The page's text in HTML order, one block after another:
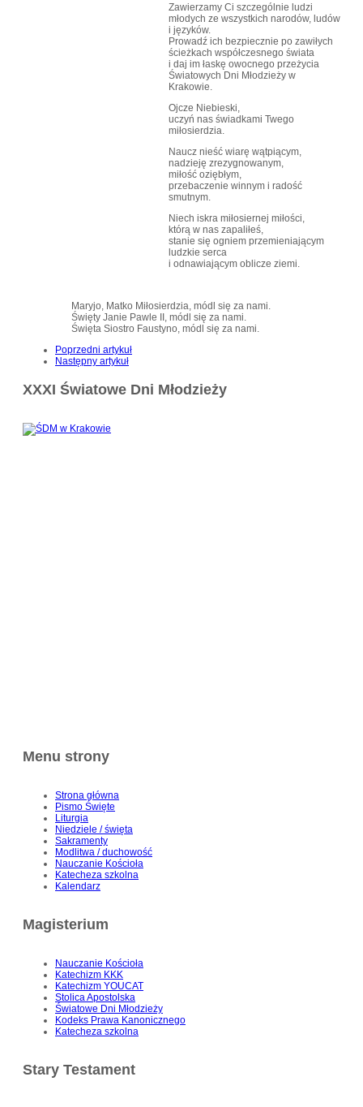
Zawierzamy Ci szczególnie ludzi
młodych ze wszystkich narodów, ludów
i języków.
Prowadź ich bezpiecznie po zawiłych
ścieżkach współczesnego świata
i daj im łaskę owocnego przeżycia
Światowych Dni Młodzieży w
Krakowie.
Ojcze Niebieski,
uczyń nas świadkami Twego
miłosierdzia.
Naucz nieść wiarę wątpiącym,
nadzieję zrezygnowanym,
miłość oziębłym,
przebaczenie winnym i radość
smutnym.
Niech iskra miłosiernej miłości,
którą w nas zapaliłeś,
stanie się ogniem przemieniającym
ludzkie serca
i odnawiającym oblicze ziemi.
Maryjo, Matko Miłosierdzia, módl się za nami.
Święty Janie Pawle II, módl się za nami.
Święta Siostro Faustyno, módl się za nami.
Poprzedni artykuł
Następny artykuł
XXXI Światowe Dni Młodzieży
Menu strony
Strona główna
Pismo Święte
Liturgia
Niedziele / święta
Sakramenty
Modlitwa / duchowość
Nauczanie Kościoła
Katecheza szkolna
Kalendarz
Magisterium
Nauczanie Kościoła
Katechizm KKK
Katechizm YOUCAT
Stolica Apostolska
Światowe Dni Młodzieży
Kodeks Prawa Kanonicznego
Katecheza szkolna
Stary Testament